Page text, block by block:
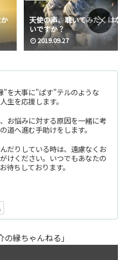
天使の声、聴いてみたくはな
いですか？
2019.09.27
”を大事に”ぱす”テルのような
生を応援します。
お悩みに対する原因を一緒に考
道へ進む手助けをします。
だりしている時は、遠慮なくお
けください。いつでもあなたの
待ちしております。
縁ちゃんねる」